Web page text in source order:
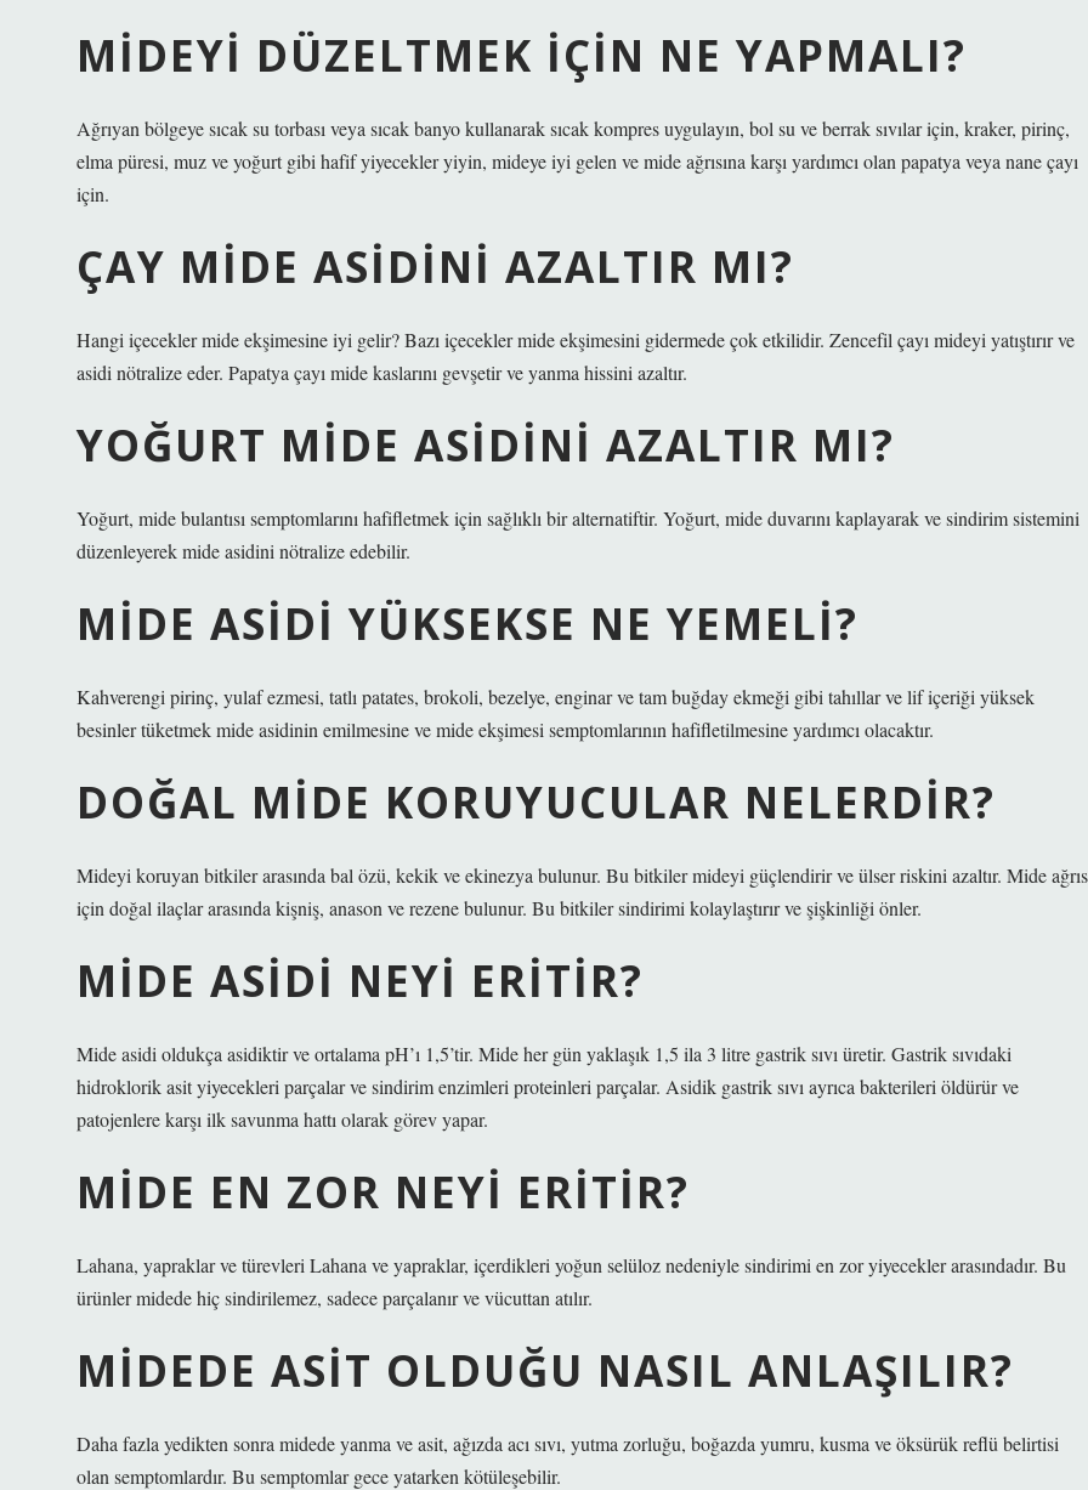
MIDEYI DÜZELTMEK IÇIN NE YAPMALI?
Ağrıyan bölgeye sıcak su torbası veya sıcak banyo kullanarak sıcak kompres uygulayın, bol su ve berrak sıvılar için, kraker, pirinç,
elma püresi, muz ve yoğurt gibi hafif yiyecekler yiyin, mideye iyi gelen ve mide ağrısına karşı yardımcı olan papatya veya nane çayı
için.
ÇAY MIDE ASIDINI AZALTIR MI?
Hangi içecekler mide ekşimesine iyi gelir? Bazı içecekler mide ekşimesini gidermede çok etkilidir. Zencefil çayı mideyi yatıştırır ve
asidi nötralize eder. Papatya çayı mide kaslarını gevşetir ve yanma hissini azaltır.
YOĞURT MIDE ASIDINI AZALTIR MI?
Yoğurt, mide bulantısı semptomlarını hafifletmek için sağlıklı bir alternatiftir. Yoğurt, mide duvarını kaplayarak ve sindirim sistemini
düzenleyerek mide asidini nötralize edebilir.
MIDE ASIDI YÜKSEKSE NE YEMELI?
Kahverengi pirinç, yulaf ezmesi, tatlı patates, brokoli, bezelye, enginar ve tam buğday ekmeği gibi tahıllar ve lif içeriği yüksek
besinler tüketmek mide asidinin emilmesine ve mide ekşimesi semptomlarının hafifletilmesine yardımcı olacaktır.
DOĞAL MIDE KORUYUCULAR NELERDIR?
Mideyi koruyan bitkiler arasında bal özü, kekik ve ekinezya bulunur. Bu bitkiler mideyi güçlendirir ve ülser riskini azaltır. Mide
için doğal ilaçlar arasında kişniş, anason ve rezene bulunur. Bu bitkiler sindirimi kolaylaştırır ve şişkinliği önler.
MIDE ASIDI NEYI ERITIR?
Mide asidi oldukça asidiktir ve ortalama pH’ı 1,5’tir. Mide her gün yaklaşık 1,5 ila 3 litre gastrik sıvı üretir. Gastrik sıvıdaki
hidroklorik asit yiyecekleri parçalar ve sindirim enzimleri proteinleri parçalar. Asidik gastrik sıvı ayrıca bakterileri öldürür ve
patojenlere karşı ilk savunma hattı olarak görev yapar.
MIDE EN ZOR NEYI ERITIR?
Lahana, yapraklar ve türevleri Lahana ve yapraklar, içerdikleri yoğun selüloz nedeniyle sindirimi en zor yiyecekler arasındadır. Bu
ürünler midede hiç sindirilemez, sadece parçalanır ve vücuttan atılır.
MIDEDE ASIT OLDUĞU NASIL ANLAŞILIR?
Daha fazla yedikten sonra midede yanma ve asit, ağızda acı sıvı, yutma zorluğu, boğazda yumru, kusma ve öksürük reflü belirtisi
olan semptomlardır. Bu semptomlar gece yatarken kötüleşebilir.